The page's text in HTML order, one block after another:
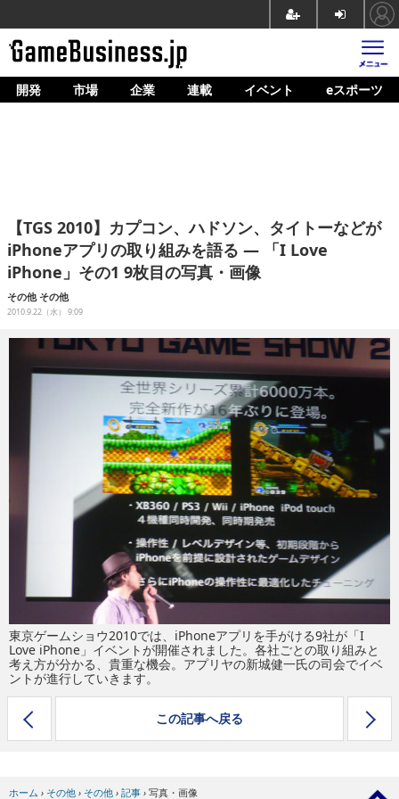
ホーム
企業動向
人材育成
産業政策
連載
イベント/セミナー
eスポーツ
開発 市場 企業 連載 イベント eスポーツ
【TGS 2010】カプコン、ハドソン、タイトーなどが
iPhoneアプリの取り組みを語る ― 「I Love
iPhone」その1 9枚目の写真・画像
その他 その他
2010.9.22（水） 9:09
東京ゲームショウ2010では、iPhoneアプリを手がける9社が「I
Love iPhone」イベントが開催されました。各社ごとの取り組みと
考え方が分かる、貴重な機会。アプリヤの新城健一氏の司会でイベ
ントが進行していきます。
この記事へ戻る
ホーム › その他 › その他 › 記事 › 写真・画像